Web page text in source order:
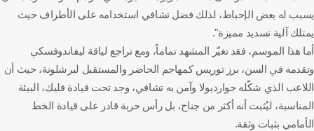
يسبب له بعض الإحباط، لذلك فضل تشافي استخدامه على الأطراف حيث
يمتلك آلية تسديد مميزة".
أما هذا الموسم، فقد تغيّر المشهد تماماً، ومع تراجع لياقة ليفاندوفسكي
وتقدمه في السن، برز توريس كمهاجم الحاضر والمستقبل لبرشلونة، حيث أن
اللاعب الذي شكّله جوارديولا وآمن به تشافي، وجد تحت قيادة فليك، البيئة
المناسبة، ليُثبت أنه أكثر من جناح، بل رأس حربة قادر على قيادة الخط
الأمامي بثبات وثقة.